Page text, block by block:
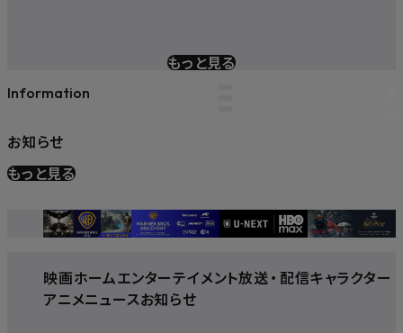
もっと見る
Information
お知らせ
もっと見る
映画ホームエンターテイメント放送・ 配信キャラクター
アニメニュースお知らせ